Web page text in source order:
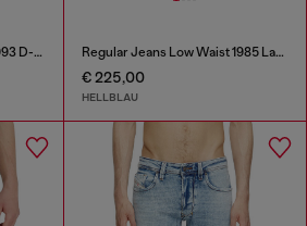
Slim Jeans Regular Waist 1993 D-Vyl Regular Jeans Low Waist 1985 Larkee
€ 225,00
HELLBLAU